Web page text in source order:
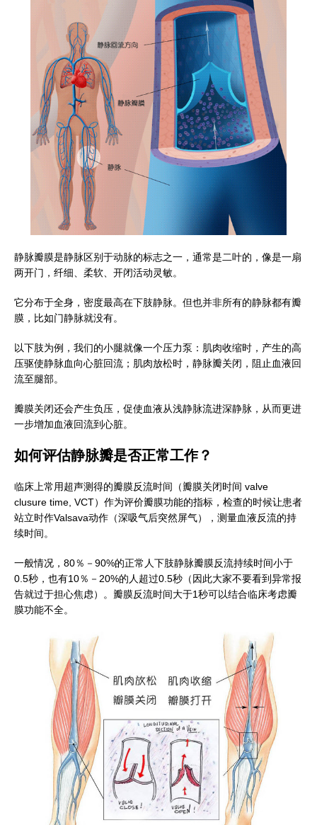
静脉瓣膜是静脉区别于动脉的标志之一，通常是二叶的，像是一扇
两开门，纤细、柔软、开闭活动灵敏。
它分布于全身，密度最高在下肢静脉。但也并非所有的静脉都有瓣
膜，比如门静脉就没有。
以下肢为例，我们的小腿就像一个压力泵：肌肉收缩时，产生的高
压驱使静脉血向心脏回流；肌肉放松时，静脉瓣关闭，阻止血液回
流至腿部。
瓣膜关闭还会产生负压，促使血液从浅静脉流进深静脉，从而更进
一步增加血液回流到心脏。
如何评估静脉瓣是否正常工作？
临床上常用超声测得的瓣膜反流时间（瓣膜关闭时间 valve
clusure time, VCT）作为评价瓣膜功能的指标，检查的时候让患者
站立时作Valsava动作（深吸气后突然屏气），测量血液反流的持
续时间。
一般情况，80％－90%的正常人下肢静脉瓣膜反流持续时间小于
0.5秒，也有10％－20%的人超过0.5秒（因此大家不要看到异常报
告就过于担心焦虑）。瓣膜反流时间大于1秒可以结合临床考虑瓣
膜功能不全。